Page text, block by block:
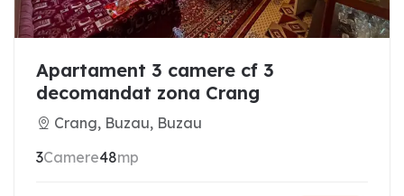
Apartament 3 camere cf 3
decomandat zona Crang
Crang, Buzau, Buzau
3Camere48mp